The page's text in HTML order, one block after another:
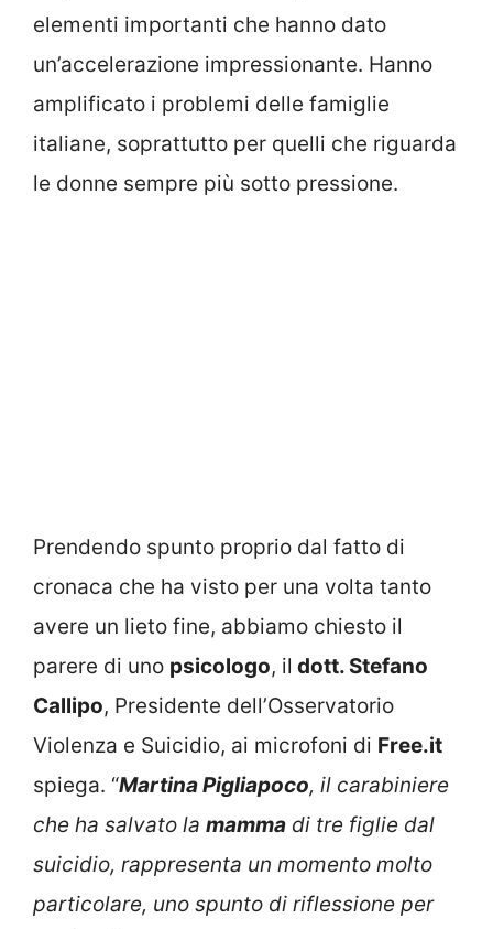
elementi importanti che hanno dato
un’accelerazione impressionante. Hanno
amplificato i problemi delle famiglie
italiane, soprattutto per quelli che riguarda
le donne sempre più sotto pressione.
Prendendo spunto proprio dal fatto di
cronaca che ha visto per una volta tanto
avere un lieto fine, abbiamo chiesto il
parere di uno psicologo, il dott. Stefano
Callipo, Presidente dell’Osservatorio
Violenza e Suicidio, ai microfoni di Free.it
spiega. “Martina Pigliapoco, il carabiniere
che ha salvato la mamma di tre figlie dal
suicidio, rappresenta un momento molto
particolare, uno spunto di riflessione per